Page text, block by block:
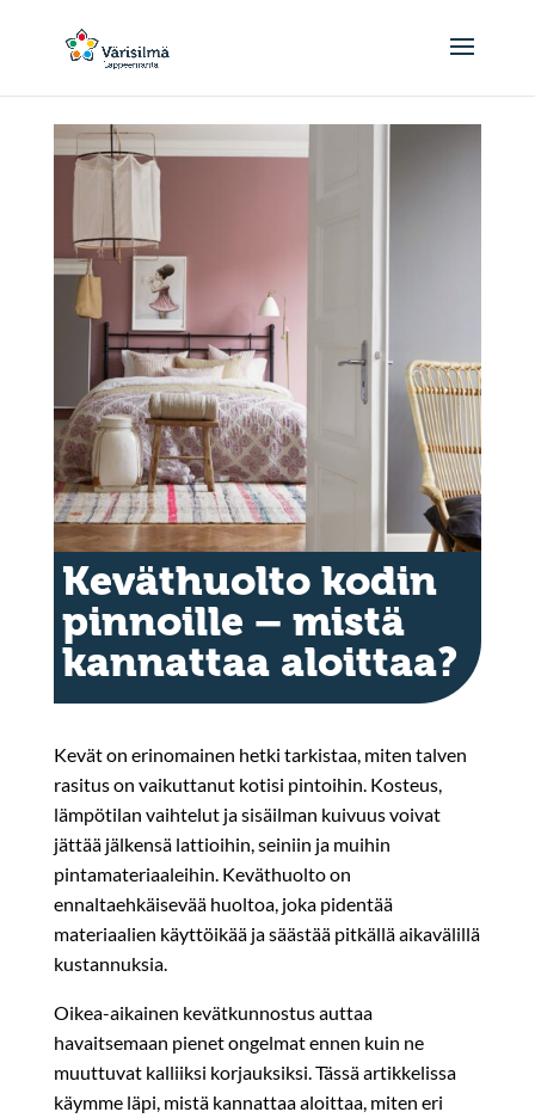
Keväthuolto kodin
pinnoille – mistä
kannattaa aloittaa?
Kevät on erinomainen hetki tarkistaa, miten talven
rasitus on vaikuttanut kotisi pintoihin. Kosteus,
lämpötilan vaihtelut ja sisäilman kuivuus voivat
jättää jälkensä lattioihin, seiniin ja muihin
pintamateriaaleihin. Keväthuolto on
ennaltaehkäisevää huoltoa, joka pidentää
materiaalien käyttöikää ja säästää pitkällä aikavälillä
kustannuksia.
Oikea-aikainen kevätkunnostus auttaa
havaitsemaan pienet ongelmat ennen kuin ne
muuttuvat kalliiksi korjauksiksi. Tässä artikkelissa
käymme läpi, mistä kannattaa aloittaa, miten eri